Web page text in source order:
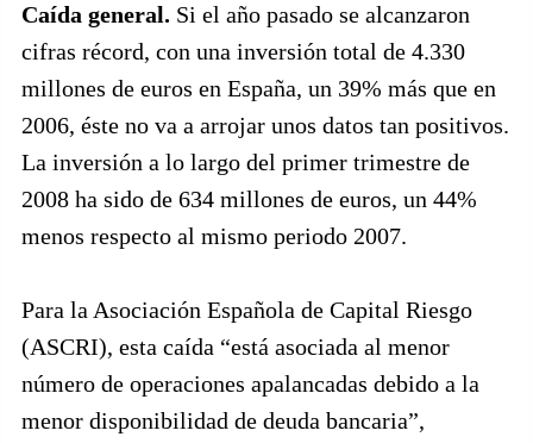
Caída general. Si el año pasado se alcanzaron
cifras récord, con una inversión total de 4.330
millones de euros en España, un 39% más que en
2006, éste no va a arrojar unos datos tan positivos.
La inversión a lo largo del primer trimestre de
2008 ha sido de 634 millones de euros, un 44%
menos respecto al mismo periodo 2007.
Para la Asociación Española de Capital Riesgo
(ASCRI), esta caída “está asociada al menor
número de operaciones apalancadas debido a la
menor disponibilidad de deuda bancaria”,